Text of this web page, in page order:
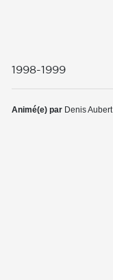
1998-1999
Animé(e) par Denis Aubert